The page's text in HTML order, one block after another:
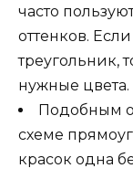
часто
оттенков.
треугольник,
нужные цвета.
Подобным
схеме
красок одна